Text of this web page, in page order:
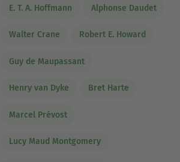
E. T. A. Hoffmann Alphonse Daudet
Walter Crane Robert E. Howard
Guy de Maupassant
Henry van Dyke Bret Harte
Marcel Prévost
Lucy Maud Montgomery